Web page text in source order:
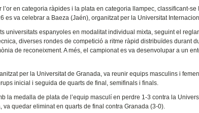
l’or en categoria ràpides i la plata en categoria llampec, classificant-
es va celebrar a Baeza (Jaén), organitzat per la Universitat
universitats espanyoles en modalitat individual mixta, seguint el
diverses rondes de competició a ritme ràpid distribuïdes durant
de reconeixment. A més, el campionat es va desenvolupar a un
per la Universitat de Granada, va reunir equips masculins i
inicial i seguida de quarts de final, semifinals i finals.
la medalla de plata de l’equip masculí en perdre 1-3 contra la
quedar eliminat en quarts de final contra Granada (3-0).